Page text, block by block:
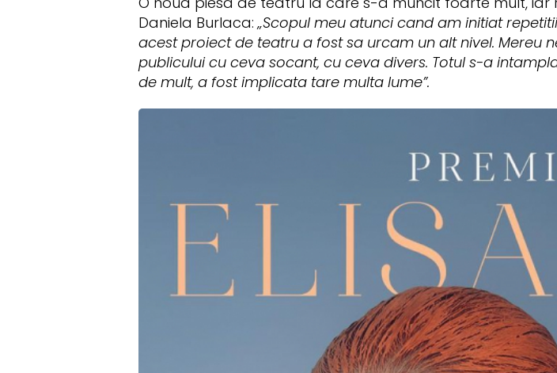
Daniela Burlaca:„Scopul meu atunci cand am initiat
acest proiect de teatru a fost sa urcam un alt nivel. Mereu
publicului cu ceva socant, cu ceva divers. Totul s-a
de mult, a fost implicata tare multa lume”.